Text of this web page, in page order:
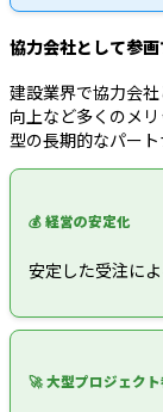
協力会社として参
建設業界で協力会
向上など多くのメ
型の長期的なパート
💰 経営の安定化
安定した受注に
🚀 大型プロジェク